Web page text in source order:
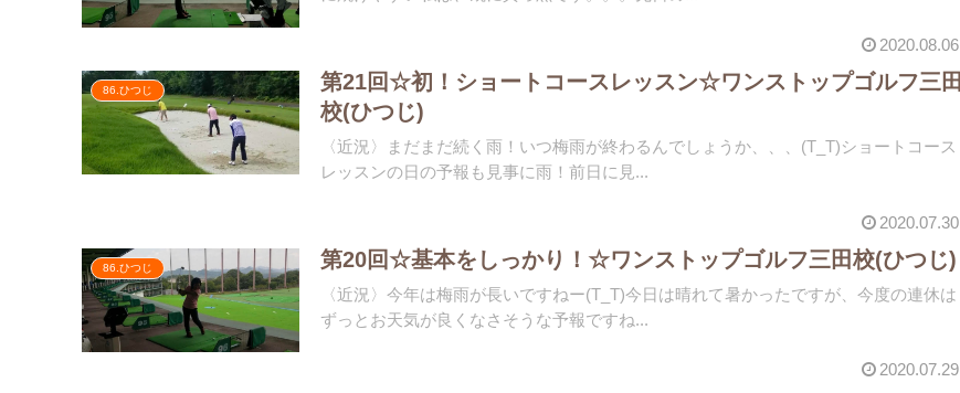
2020.08.06
86.ひつじ
第21回☆初！ショートコースレッスン☆ワンストップゴルフ三田
校(ひつじ)
〈近況〉まだまだ続く雨！いつ梅雨が終わるんでしょうか、、、(T_T)ショートコース
レッスンの日の予報も見事に雨！前日に見...
2020.07.30
86.ひつじ 第20回☆基本をしっかり！☆ワンストップゴルフ三田校(ひつじ)
〈近況〉今年は梅雨が長いですねー(T_T)今日は晴れて暑かったですが、今度の連休は
ずっとお天気が良くなさそうな予報ですね...
2020.07.29